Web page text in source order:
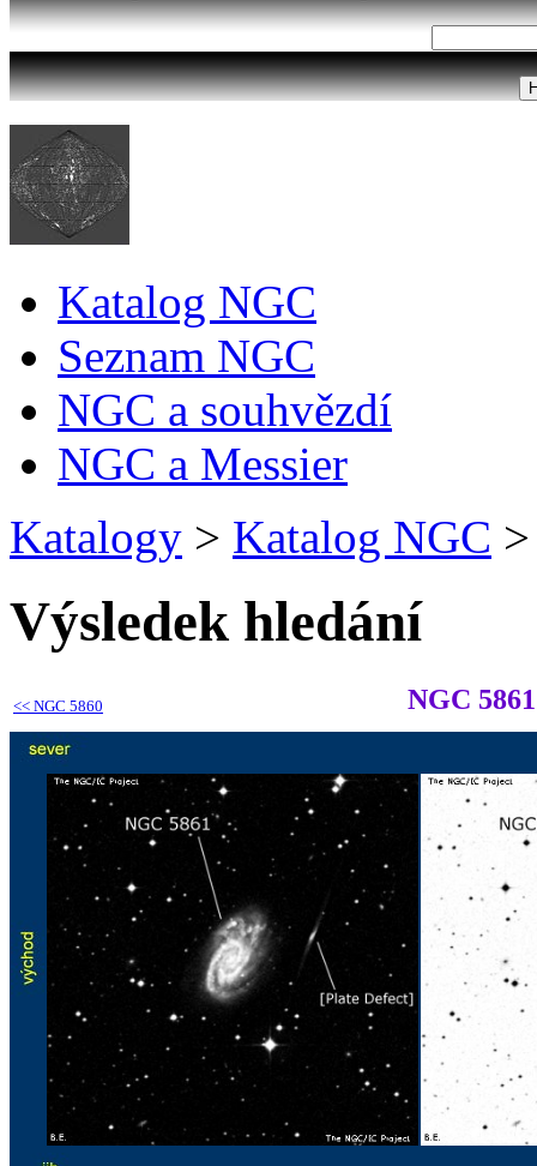
Katalog NGC
Seznam NGC
NGC a souhvězdí
NGC a Messier
Katalogy > Katalog NGC >
Výsledek hledání
<< NGC 5860 NGC 5861